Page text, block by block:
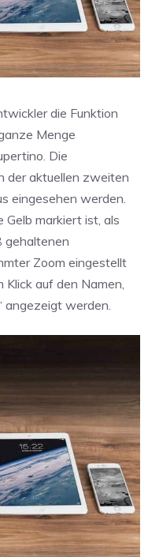
die Funktion
Menge
Die
der aktuellen zweiten
eingesehen werden.
markiert ist, als
gehaltenen
Zoom eingestellt
auf den Namen,
angezeigt werden.